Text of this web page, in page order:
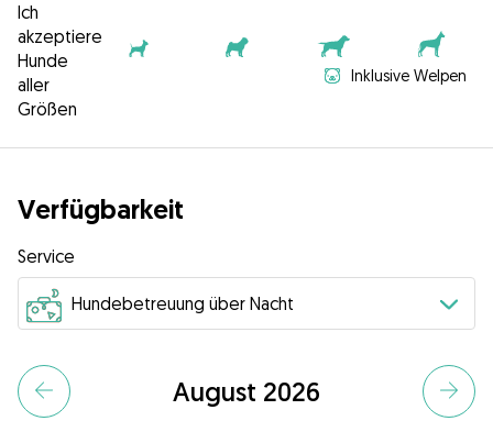
Ich
akzeptiere
Hunde
aller
Größen
Inklusive Welpen
Verfügbarkeit
Service
August 2026